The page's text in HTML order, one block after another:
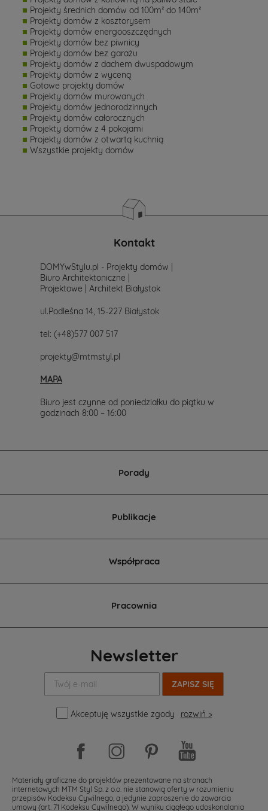
Projekty średnich domów od 100m² do 140m²
Projekty domów z kosztorysem
Projekty domów energooszczędnych
Projekty domów bez piwnicy
Projekty domów bez garażu
Projekty domów z dachem dwuspadowym
Projekty domów z wyceną
Gotowe projekty domów
Projekty domów murowanych
Projekty domów jednorodzinnych
Projekty domów całorocznych
Projekty domów z 4 pokojami
Projekty domów z otwartą kuchnią
Wszystkie projekty domów
Kontakt
DOMYwStylu.pl - Projekty domów |
Biuro Architektoniczne |
Projektowe | Architekt Białystok
ul.Podleśna 14, 15-227 Białystok
tel: (+48)577 007 517
projekty@mtmstyl.pl
MAPA
Biuro jest czynne od poniedziałku do piątku w
godzinach 8:00 – 16:00
Porady
Publikacje
Współpraca
Pracownia
Newsletter
mail:
Akceptuję wszystkie zgody
rozwiń >
Materiały graficzne do projektów prezentowane na stronach
internetowych MTM Styl Sp. z o.o. nie stanowią oferty w rozumieniu
przepisów Kodeksu Cywilnego, a jedynie zaproszenie do zawarcia
umowy (art. 71 Kodeksu Cywilnego). W wyniku ciągłego udoskonalania